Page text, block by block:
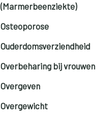
(Marmerbeenziekte)
Osteoporose
Ouderdomsverziendheid
Overbeharing bij vrouwen
Overgeven
Overgewicht